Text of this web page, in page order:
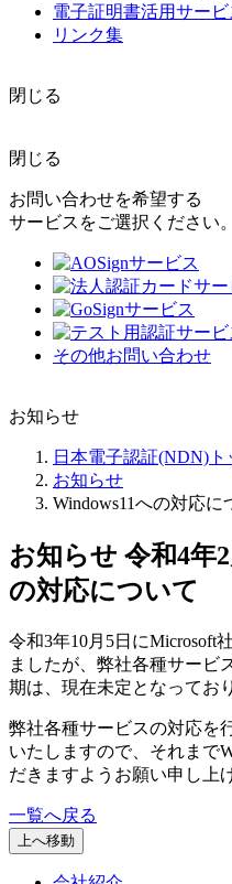
電子証明書活用サービ
リンク集
閉じる
閉じる
お問い合わせを希望する
サービスをご選択ください。
その他お問い合わせ
お知らせ
日本電子認証(NDN)ト
お知らせ
Windows11への対応に
お知らせ 令和4年
の対応について
令和3年10月5日にMicrosoft
ましたが、弊社各種サービ
期は、現在未定となってお
弊社各種サービスの対応を
いたしますので、それまで
だきますようお願い申し上
一覧へ戻る
上へ移動